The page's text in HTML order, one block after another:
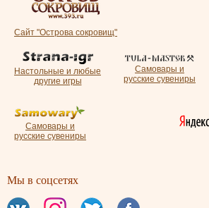
Сайт "Острова сокровищ"
Настольные и любые
другие игры
Самовары и
русские сувениры
Самовары и
русские сувениры
Мы в соцсетях